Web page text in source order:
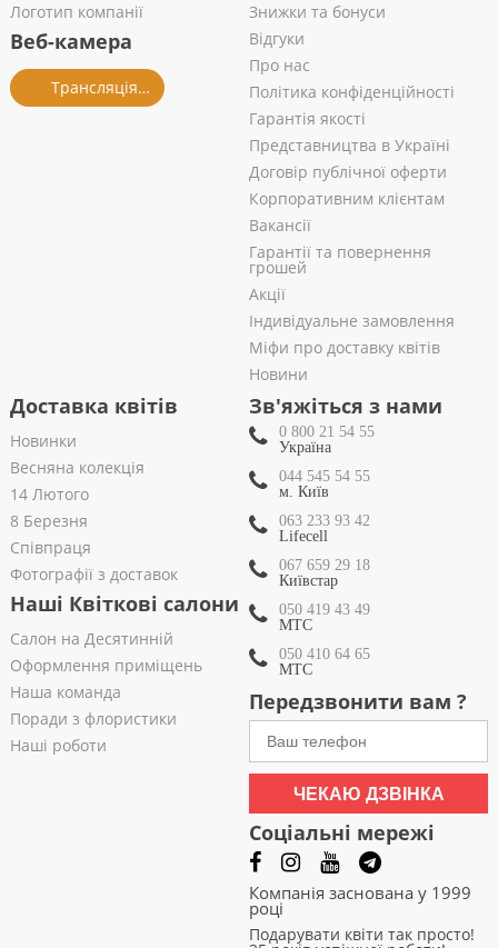
Логотип компанії
Веб-камера
Трансляція із салону
Знижки та бонуси
Відгуки
Про нас
Політика конфіденційності
Гарантія якості
Представництва в Україні
Договір публічної оферти
Корпоративним клієнтам
Вакансії
Гарантії та повернення
грошей
Акції
Індивідуальне замовлення
Міфи про доставку квітів
Новини
Доставка квітів
Новинки
Весняна колекція
14 Лютого
8 Березня
Співпраця
Фотографії з доставок
Наші Квіткові салони
Салон на Десятинній
Оформлення приміщень
Наша команда
Поради з флористики
Наші роботи
Зв'яжіться з нами
0 800 21 54 55
Україна
044 545 54 55
м. Київ
063 233 93 42
Lifecell
067 659 29 18
Київстар
050 419 43 49
МТС
050 410 64 65
МТС
Передзвонити вам ?
ЧЕКАЮ ДЗВІНКА
Соціальні мережі
Компанія заснована у 1999
році
Подарувати квіти так просто!